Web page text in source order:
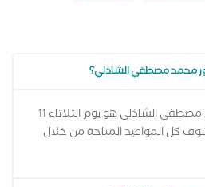
محمد مصطفي الشاذلي؟
أقرب ميعاد لدكتور محمد مصطفي الشاذلي هو يوم الثلاثاء 11
وتقدر تشوف كل المواعيد المتاحة من خلال